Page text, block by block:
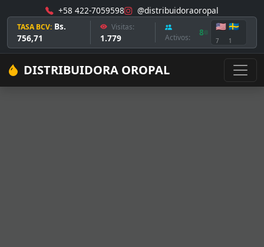
+58 422-7059598 @distribuidoraoropal
TASA BCV: Bs.
756,71
Visitas:
1.779 Activos: 8
🇺🇸
7
🇸🇪
1
DISTRIBUIDORA OROPAL